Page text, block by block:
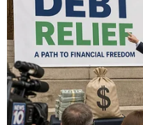
TIN LIÊN QUAN